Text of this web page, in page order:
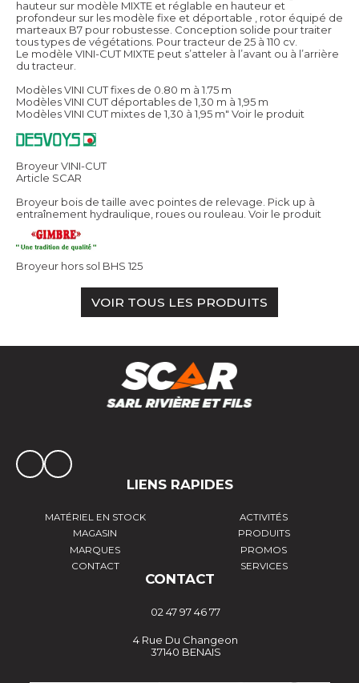
hauteur sur modèle MIXTE et réglable en hauteur et
profondeur sur les modèle fixe et déportable , rotor équipé de
marteaux B7 pour robustesse. Conception solide pour traiter
tous types de végétations. Pour tracteur de 25 à 110 cv.
Le modèle VINI-CUT MIXTE peut s’atteler à l’avant ou à l’arrière
du tracteur.
Modèles VINI CUT fixes de 0.80 m à 1.75 m
Modèles VINI CUT déportables de 1,30 m à 1,95 m
Modèles VINI CUT mixtes de 1,30 à 1,95 m" Voir le produit
Broyeur VINI-CUT
Article SCAR
Broyeur bois de taille avec pointes de relevage. Pick up à
entraînement hydraulique, roues ou rouleau. Voir le produit
Broyeur hors sol BHS 125
VOIR TOUS LES PRODUITS
LIENS RAPIDES
MATÉRIEL EN STOCK
ACTIVITÉS
MAGASIN
PRODUITS
MARQUES
PROMOS
CONTACT
SERVICES
CONTACT
02 47 97 46 77
4 Rue Du Changeon
37140 BENAIS